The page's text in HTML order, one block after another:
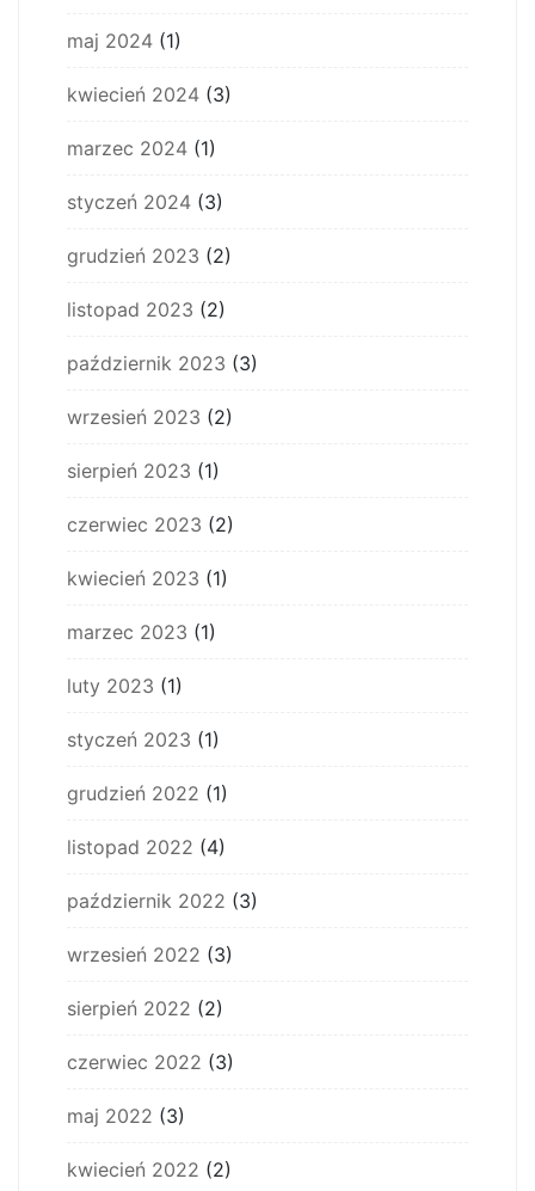
maj 2024 (1)
kwiecień 2024 (3)
marzec 2024 (1)
styczeń 2024 (3)
grudzień 2023 (2)
listopad 2023 (2)
październik 2023 (3)
wrzesień 2023 (2)
sierpień 2023 (1)
czerwiec 2023 (2)
kwiecień 2023 (1)
marzec 2023 (1)
luty 2023 (1)
styczeń 2023 (1)
grudzień 2022 (1)
listopad 2022 (4)
październik 2022 (3)
wrzesień 2022 (3)
sierpień 2022 (2)
czerwiec 2022 (3)
maj 2022 (3)
kwiecień 2022 (2)